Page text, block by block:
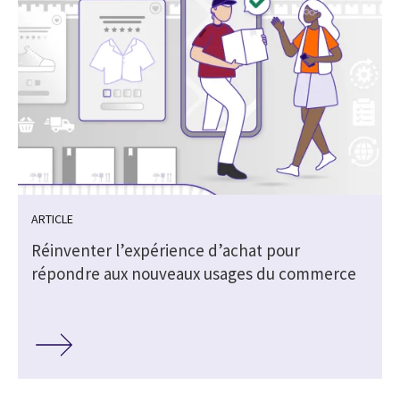
ARTICLE
Réinventer l’expérience d’achat pour
répondre aux nouveaux usages du commerce